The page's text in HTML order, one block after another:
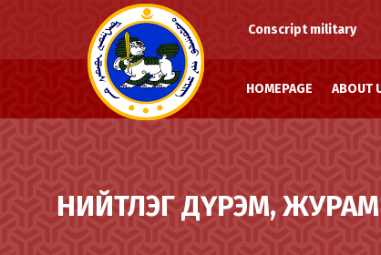
Conscript military
HOMEPAGE ABOUT
НИЙТЛЭГ ДҮРЭМ, ЖУРАМ